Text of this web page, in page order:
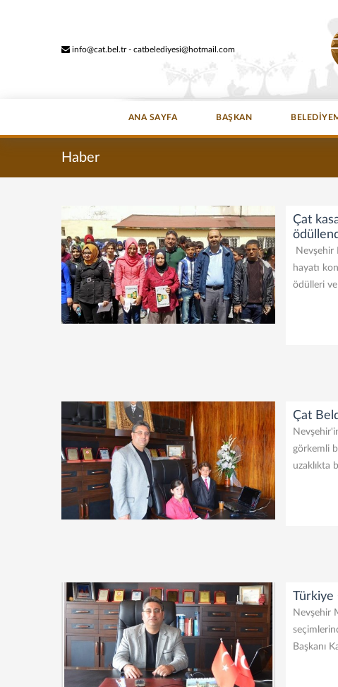
info@cat.bel.tr - catbelediyesi@hotmail.com
ANA SAYFA BAŞKAN
Haber
Çat
Nevşehir
hayatı
ödülleri
Çat
görkemli
uzaklıkta
Türkiye
Nevşehir
Başkanı